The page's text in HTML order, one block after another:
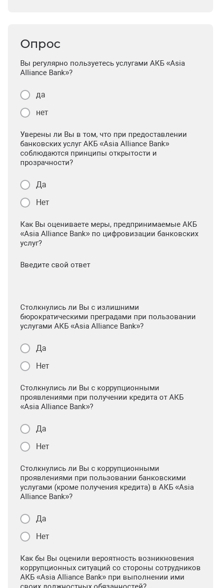
Опрос
Вы регулярно пользуетесь услугами АКБ «Asia
Alliance Bank»?
да
нет
Уверены ли Вы в том, что при предоставлении
банковских услуг АКБ «Asia Alliance Bank»
соблюдаются принципы открытости и
прозрачности?
Да
Нет
Как Вы оцениваете меры, предпринимаемые АКБ
«Asia Alliance Bank» по цифровизации банковских
услуг?
Введите свой ответ
Столкнулись ли Вы с излишними
бюрократическими преградами при пользовании
услугами АКБ «Asia Alliance Bank»?
Да
Нет
Столкнулись ли Вы с коррупционными
проявлениями при получении кредита от АКБ
«Asia Alliance Bank»?
Да
Нет
Столкнулись ли Вы с коррупционными
проявлениями при пользовании банковскими
услугами (кроме получения кредита) в АКБ «Asia
Alliance Bank»?
Да
Нет
Как бы Вы оценили вероятность возникновения
коррупционных ситуаций со стороны сотрудников
АКБ «Asia Alliance Bank» при выполнении ими